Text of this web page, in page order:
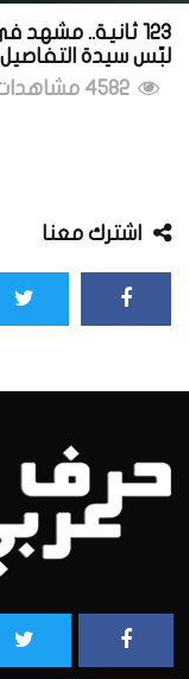
123 ثانية..
لبّس سيدة
اشترك معنا